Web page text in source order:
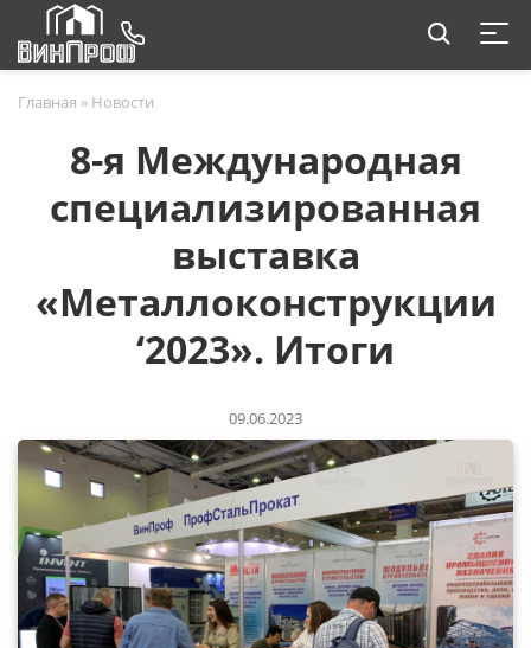
Главная » Новости
8-я Международная
специализированная
выставка
«Металлоконструкции
‘2023». Итоги
09.06.2023